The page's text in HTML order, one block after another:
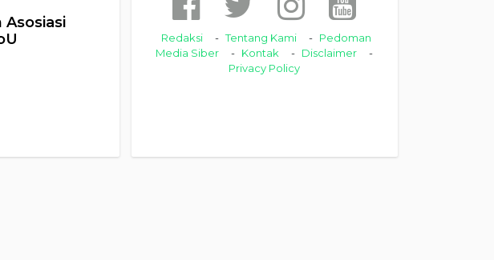
Redaksi Tentang Kami
Pedoman
Media Siber
Kontak
Disclaimer
Privacy Policy